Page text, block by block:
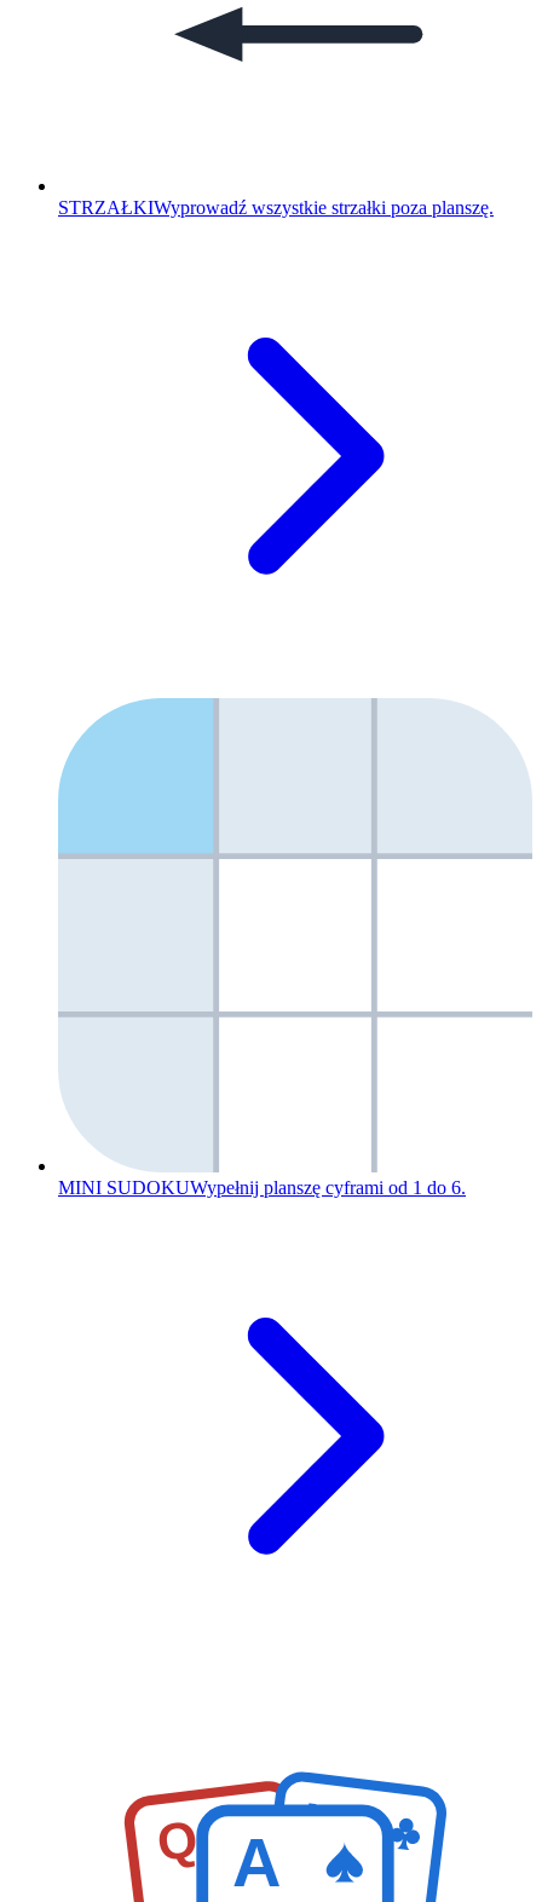
STRZAŁKIWyprowadź wszystkie strzałki poza planszę.
MINI SUDOKUWypełnij planszę cyframi od 1 do 6.
Q K
A